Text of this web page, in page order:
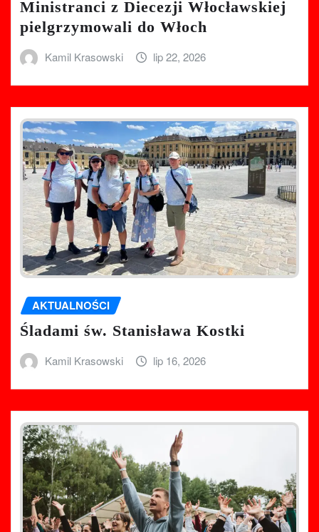
Ministranci z Diecezji Włocławskiej
pielgrzymowali do Włoch
Kamil Krasowski lip 22, 2026
AKTUALNOŚCI
Śladami św. Stanisława Kostki
Kamil Krasowski lip 16, 2026